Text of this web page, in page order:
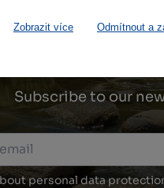
Zobrazit více Odmítnout a
in love
Subscribe to our
personal data